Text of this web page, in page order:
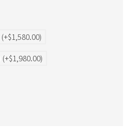
(+$1,580.00)
(+$1,980.00)